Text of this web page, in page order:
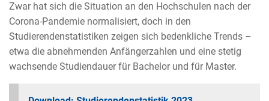
Zwar hat sich die Situation an den Hochschulen nach der
Corona-Pandemie normalisiert, doch in den
Studierendenstatistiken zeigen sich bedenkliche Trends –
etwa die abnehmenden Anfängerzahlen und eine stetig
wachsende Studiendauer für Bachelor und für Master.